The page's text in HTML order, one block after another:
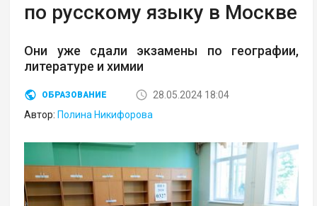
по русскому языку в Москве
Они уже сдали экзамены по географии,
литературе и химии
ОБРАЗОВАНИЕ
28.05.2024 18:04
Автор: Полина Никифорова